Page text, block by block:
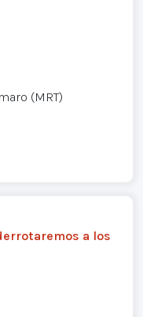
(MRT)
a los